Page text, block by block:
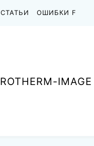
СТАТЬИ ОШИБКИ F